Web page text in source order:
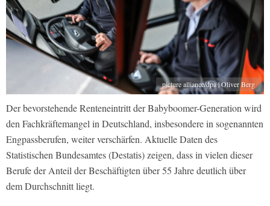
picture alliance/dpa | Oliver Berg
Der bevorstehende Renteneintritt der Babyboomer-Generation wird
den Fachkräftemangel in Deutschland, insbesondere in sogenannten
Engpassberufen, weiter verschärfen. Aktuelle Daten des
Statistischen Bundesamtes (Destatis) zeigen, dass in vielen dieser
Berufe der Anteil der Beschäftigten über 55 Jahre deutlich über
dem Durchschnitt liegt.